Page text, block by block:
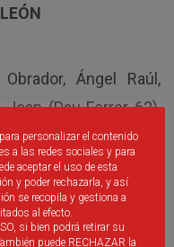
Ángel Raúl,
(Pau Ferrer 62),
(Gonzalo 69) y
Sergio García,
personalizar el contenido
a las redes sociales y para
aceptar el uso de esta
y poder rechazarla, y así
se recopila y gestiona a
al efecto.
si bien podrá retirar su
puede RECHAZAR la